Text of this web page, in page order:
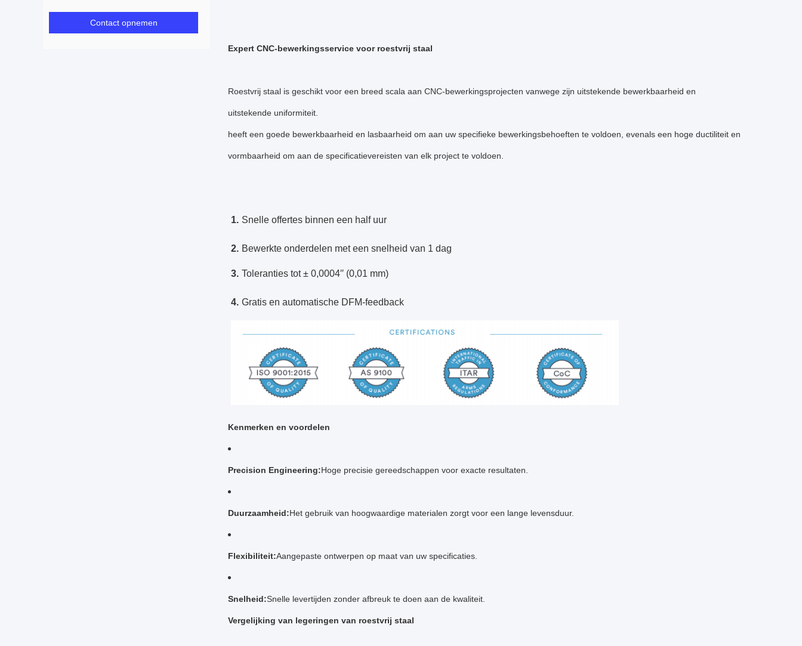
Contact opnemen
Expert CNC-bewerkingsservice voor roestvrij staal
Roestvrij staal is geschikt voor een breed scala aan CNC-bewerkingsprojecten vanwege zijn uitstekende bewerkbaarheid en
uitstekende uniformiteit.
heeft een goede bewerkbaarheid en lasbaarheid om aan uw specifieke bewerkingsbehoeften te voldoen, evenals een hoge ductiliteit en
vormbaarheid om aan de specificatievereisten van elk project te voldoen.
1. Snelle offertes binnen een half uur
2. Bewerkte onderdelen met een snelheid van 1 dag
3. Toleranties tot ± 0,0004′′ (0,01 mm)
4. Gratis en automatische DFM-feedback
Kenmerken en voordelen
Precision Engineering:Hoge precisie gereedschappen voor exacte resultaten.
Duurzaamheid:Het gebruik van hoogwaardige materialen zorgt voor een lange levensduur.
Flexibiliteit:Aangepaste ontwerpen op maat van uw specificaties.
Snelheid:Snelle levertijden zonder afbreuk te doen aan de kwaliteit.
Vergelijking van legeringen van roestvrij staal